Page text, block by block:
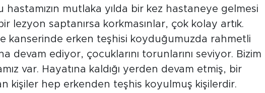
hastamızın mutlaka yılda bir kez hastaneye gelmesi
lezyon saptanırsa korkmasınlar, çok kolay artık.
kanserinde erken teşhisi koyduğumuzda rahmetli
devam ediyor, çocuklarını torunlarını seviyor. Bizim
var. Hayatına kaldığı yerden devam etmiş, bir
kişiler hep erkenden teşhis koyulmuş kişilerdir.